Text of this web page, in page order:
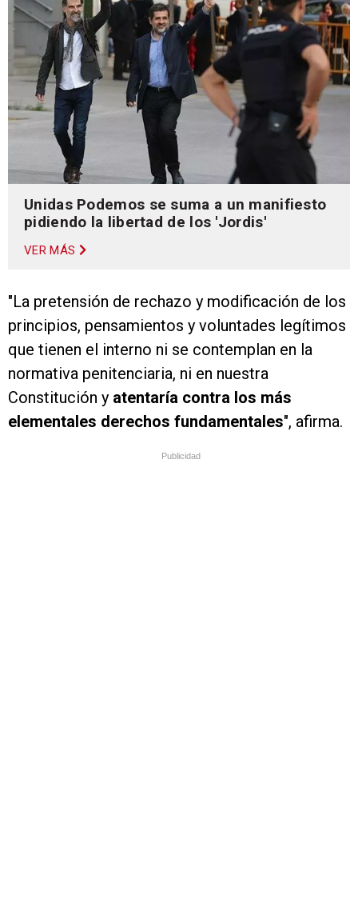
Unidas Podemos se suma a un manifiesto
pidiendo la libertad de los 'Jordis'
VER MÁS
"La pretensión de rechazo y modificación de los
principios, pensamientos y voluntades legítimos
que tienen el interno ni se contemplan en la
normativa penitenciaria, ni en nuestra
Constitución y atentaría contra los más
elementales derechos fundamentales", afirma.
Publicidad